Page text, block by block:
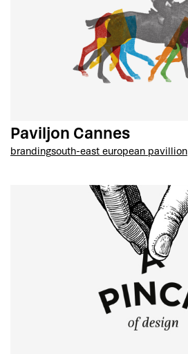
Paviljon Cannes
brandingsouth-east european pavillion